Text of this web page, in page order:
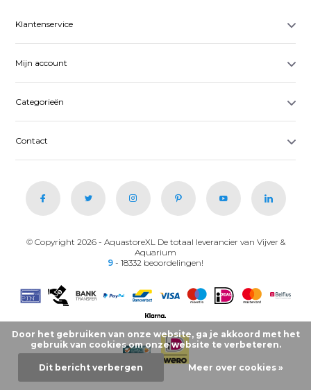
Klantenservice
Mijn account
Categorieën
Contact
© Copyright 2026 - AquastoreXL De totaal leverancier van Vijver &
Aquarium
9 - 18332 beoordelingen!
Door het gebruiken van onze website, ga je akkoord met het
gebruik van cookies om onze website te verbeteren.
Dit bericht verbergen Meer over cookies »